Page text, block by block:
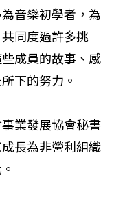
音樂初學者，為
同度過許多挑
成員的故事、感
下的努力。
業發展協會秘書
長為非營利組織